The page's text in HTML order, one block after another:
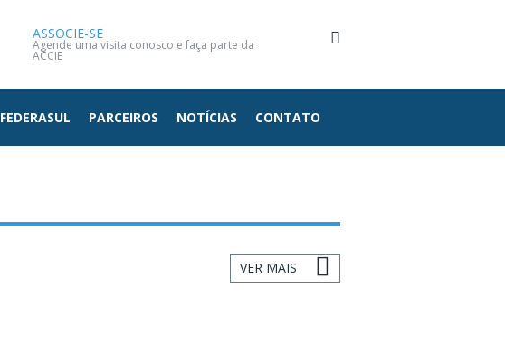
ASSOCIE-SE
Agende uma visita conosco e faça parte da
ACCIE
FEDERASUL PARCEIROS NOTÍCIAS CONTATO
VER MAIS